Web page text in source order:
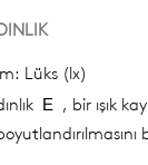
Lüks (lx)
E , bir ışık